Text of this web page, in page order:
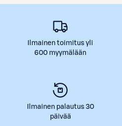
Ilmainen toimitus yli
600 myymälään
Ilmainen palautus 30
päivää